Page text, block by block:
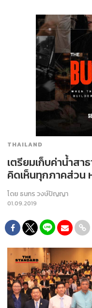
THAILAND
เตรียมเก็บค่าน้ำสา
คิดเห็นทุกภาคส่วน
โดย ธนกร วงษ์ปัญญา
01.09.2019